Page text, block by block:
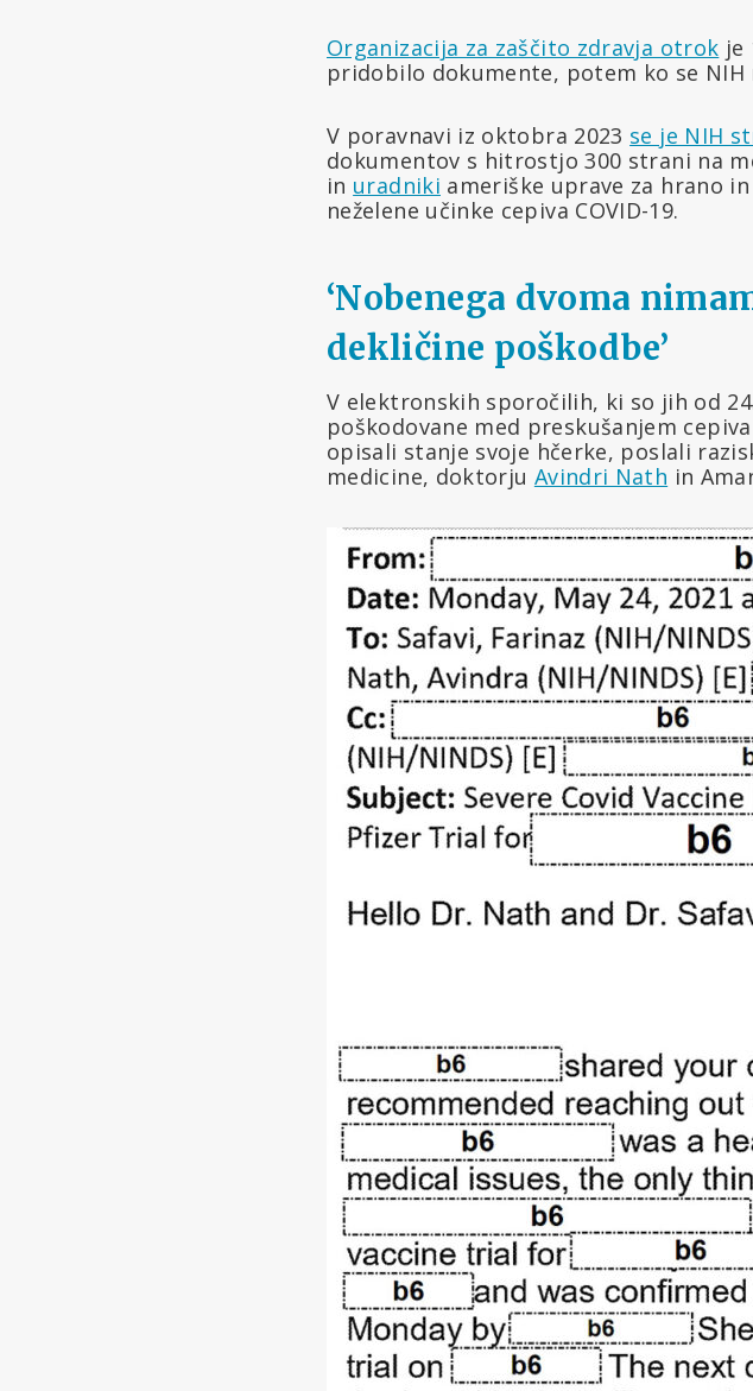
Organizacija za zaščito zdravja otrok je
pridobilo dokumente, potem ko se NIH
V poravnavi iz oktobra 2023 se je NIH
dokumentov s hitrostjo 300 strani na
in uradniki ameriške uprave za hrano
neželene učinke cepiva COVID-19.
‘Nobenega dvoma
dekličine poškodbe’
V elektronskih sporočilih, ki so jih od
poškodovane med preskušanjem
opisali stanje svoje hčerke, poslali
medicine, doktorju Avindri Nath in